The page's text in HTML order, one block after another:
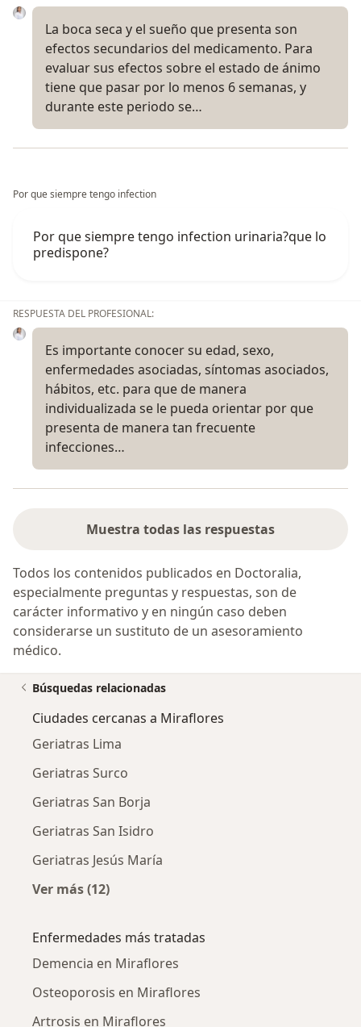
La boca seca y el sueño que presenta son
efectos secundarios del medicamento. Para
evaluar sus efectos sobre el estado de ánimo
tiene que pasar por lo menos 6 semanas, y
durante este periodo se…
Por que siempre tengo infection
Por que siempre tengo infection urinaria?que lo
predispone?
RESPUESTA DEL PROFESIONAL:
Es importante conocer su edad, sexo,
enfermedades asociadas, síntomas asociados,
hábitos, etc. para que de manera
individualizada se le pueda orientar por que
presenta de manera tan frecuente
infecciones…
Muestra todas las respuestas
Todos los contenidos publicados en Doctoralia,
especialmente preguntas y respuestas, son de
carácter informativo y en ningún caso deben
considerarse un sustituto de un asesoramiento
médico.
Búsquedas relacionadas
Ciudades cercanas a Miraflores
Geriatras Lima
Geriatras Surco
Geriatras San Borja
Geriatras San Isidro
Geriatras Jesús María
Ver más (12)
Enfermedades más tratadas
Demencia en Miraflores
Osteoporosis en Miraflores
Artrosis en Miraflores